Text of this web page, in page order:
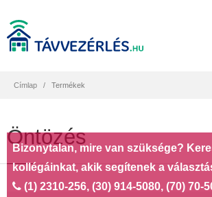
Címlap Termékek
Öntözés
Bizonytalan, mire van szüksége?
kollégáinkat, akik segítenek a
(1) 2310-256, (30) 914-5080, (70) 70-